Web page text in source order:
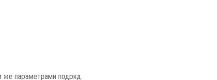
же параметрами подряд.